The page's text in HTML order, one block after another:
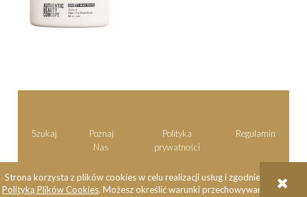
Strona korzysta z plików cookies w celu realizacji usług i zgodnie z
Polityką Plików Cookies. Możesz określić warunki przechowywania
Szukaj
Poznaj
Nas
Polityka
prywatności
Regulamin